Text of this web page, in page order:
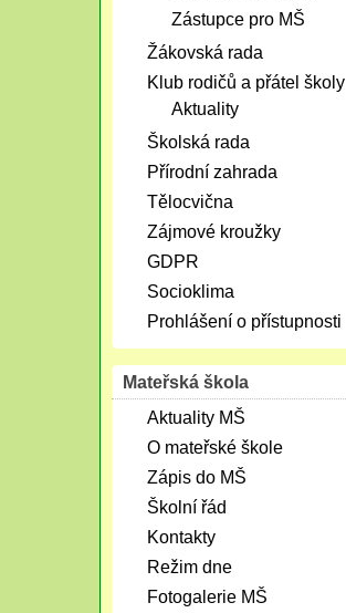
Zástupce pro MŠ
Žákovská rada
Klub rodičů a přátel školy
Aktuality
Školská rada
Přírodní zahrada
Tělocvična
Zájmové kroužky
GDPR
Socioklima
Prohlášení o přístupnosti
Mateřská škola
Aktuality MŠ
O mateřské škole
Zápis do MŠ
Školní řád
Kontakty
Režim dne
Fotogalerie MŠ